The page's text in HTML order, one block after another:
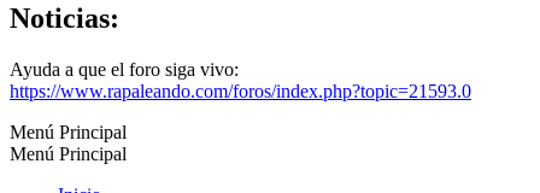
Noticias:
Ayuda a que el foro siga vivo:
https://www.rapaleando.com/foros/index.php?topic=21593.0
Menú Principal
Menú Principal